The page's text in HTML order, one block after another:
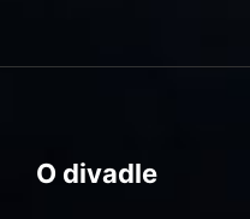
O divadle